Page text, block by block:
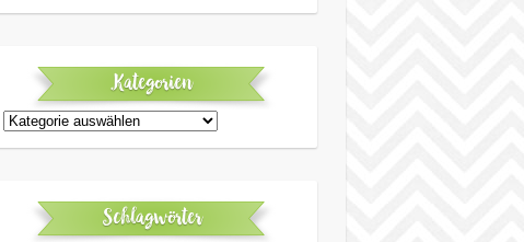
Kategorien
Kategorien
Schlagwörter